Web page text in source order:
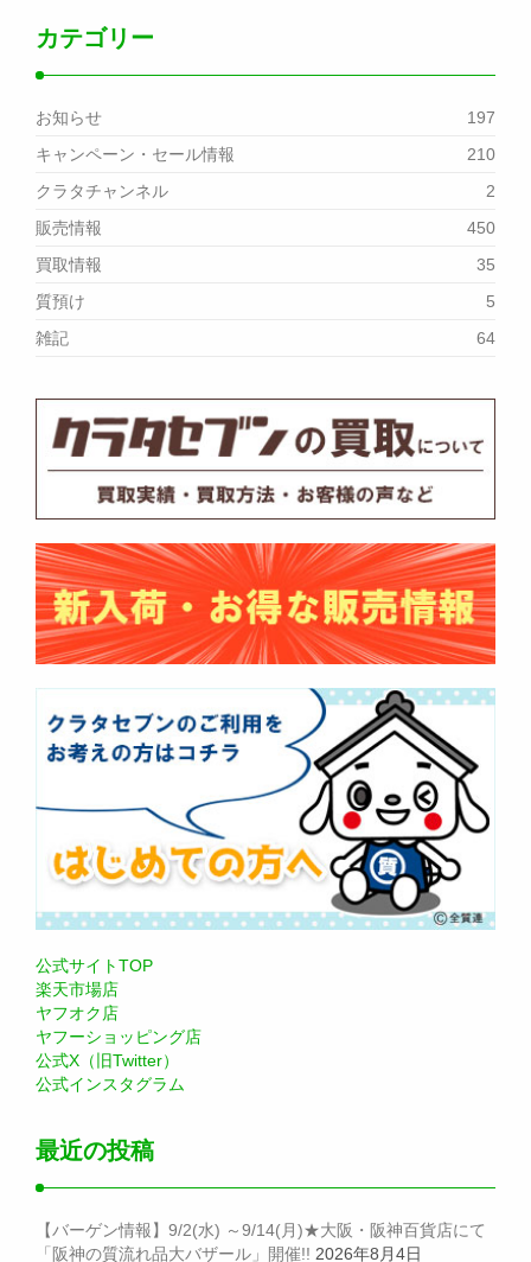
カテゴリー
お知らせ
197
キャンペーン・セール情報
210
クラタチャンネル
2
販売情報
450
買取情報
35
質預け
5
雑記
64
公式サイトTOP
楽天市場店
ヤフオク店
ヤフーショッピング店
公式X（旧Twitter）
公式インスタグラム
最近の投稿
【バーゲン情報】9/2(水) ～9/14(月)★大阪・阪神百貨店にて
「阪神の質流れ品大バザール」開催!! 2026年8月4日